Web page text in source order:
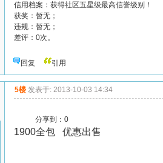
信用档案：获得社区五星级最高信誉级别！
获奖：暂无；
违规：暂无；
差评：0次。
回复 引用
5楼 发表于: 2013-10-03 14:34
分享到： 0
1900全包 优惠出售